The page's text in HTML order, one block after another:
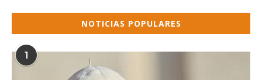
NOTICIAS POPULARES
1